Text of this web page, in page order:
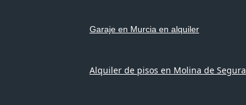
Garaje en Murcia en alquiler
Alquiler de pisos en Molina de Segura